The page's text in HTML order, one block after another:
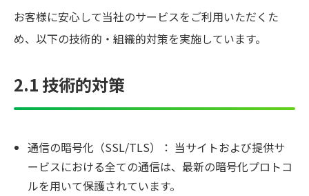
お客様に安心して当社のサービスをご利用いただくた
め、以下の技術的・組織的対策を実施しています。
2.1 技術的対策
通信の暗号化（SSL/TLS）： 当サイトおよび提供サ
ービスにおける全ての通信は、最新の暗号化プロトコ
ルを用いて保護されています。